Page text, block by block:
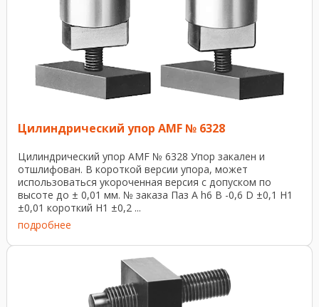
Цилиндрический упор AMF № 6328
Цилиндрический упор AMF № 6328 Упор закален и
отшлифован. В короткой версии упора, может
использоваться укороченная версия с допуском по
высоте до ± 0,01 мм. № заказа Паз A h6 B -0,6 D ±0,1 H1
±0,01 короткий H1 ±0,2 ...
подробнее